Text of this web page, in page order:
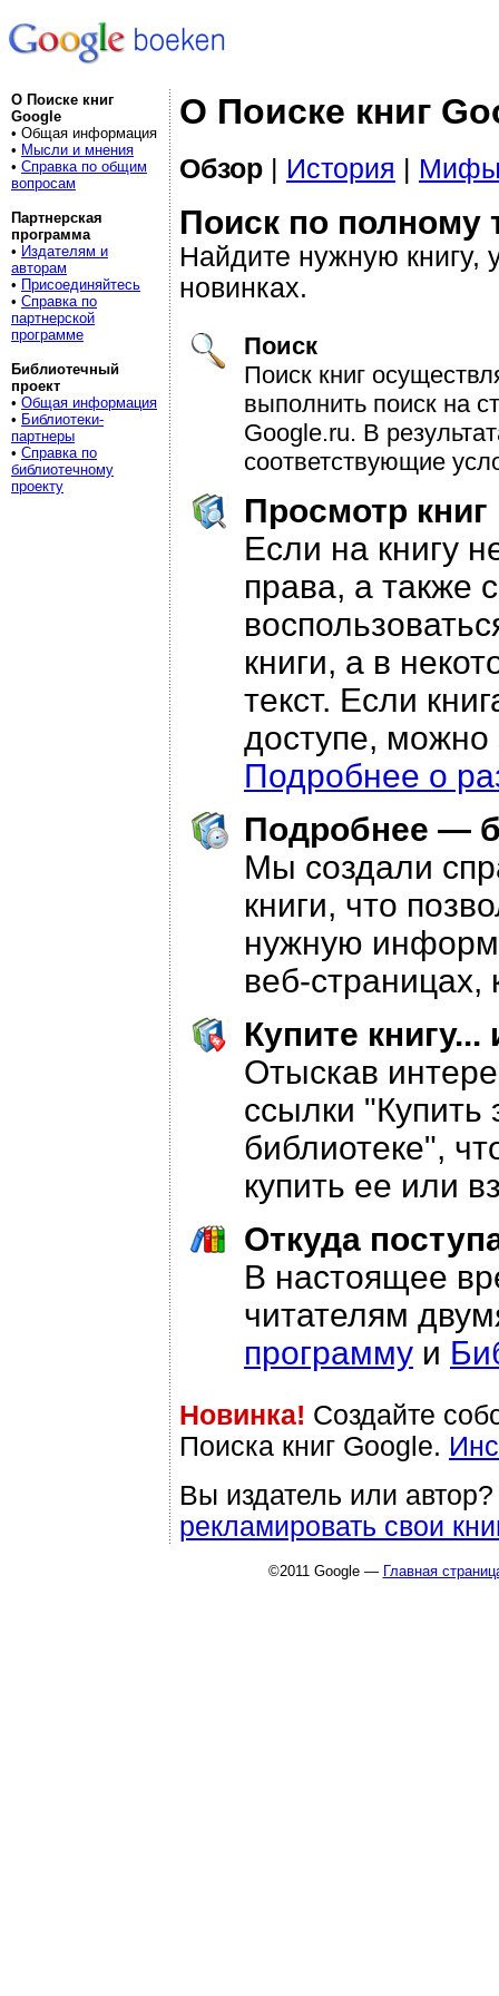
О Поиске книг
Google
• Общая информация
• Мысли и мнения
• Справка по общим
вопросам
Партнерская
программа
• Издателям и
авторам
• Присоединяйтесь
• Справка по
партнерской
программе
Библиотечный
проект
• Общая информация
• Библиотеки-
партнеры
• Справка по
библиотечному
проекту
О Поиске книг
Обзор | История | Мифы
Поиск по полному
Найдите нужную книгу,
новинках.
Поиск
Поиск книг
выполнить поиск на
Google.ru. В
соответствующие
Просмотр
Если на книгу
права, а также
книги, а в
текст. Если
доступе, можно
Подробнее о
Подробнее —
Мы создали
книги, что
нужную
веб-страницах,
Купите
Отыскав
ссылки "Купить
библиотеке",
купить ее или
Откуда
В настоящее
читателям
программу и
Новинка! Создайте
Поиска книг Google.
Вы издатель или
рекламировать свои
©2011 Google — Главная